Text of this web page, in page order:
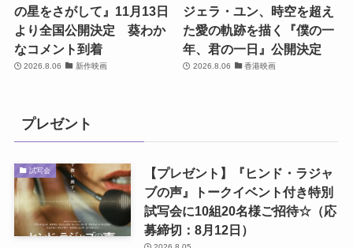
の星をさがして』11月13日
より全国公開決定 葵わか
なコメント到着
2026.8.06 新作映画
ジェラ・ユン、時空を超え
た愛の軌跡を描く『僕の一
年、君の一日』公開決定
2026.8.06 香港映画
プレゼント
試写会
【プレゼント】『ヒンド・ラジャ
ブの声』トークイベント付き特別
試写会に10組20名様ご招待☆（応
募締切：8月12日）